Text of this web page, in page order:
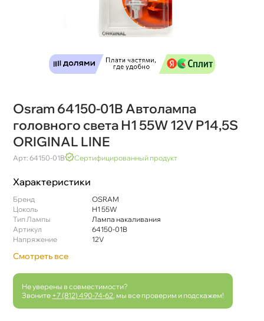
Osram 64150-01B Автолампа
оловного света Н1 55W 12V P14,5S
ORIGINAL LINE
Арт: 64150-01B Сертифицированный продукт
Характеристики
Бренд
OSRAM
Цоколь
Н1 55W
Тип Лампы
Лампа накаливания
Артикул
64150-01B
Напряжение
12V
Смотреть все
Не уверены в совместимости?
Звоните +7 (812) 490-74-62 , мы все проверим и подскажем!